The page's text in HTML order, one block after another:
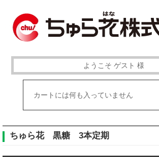
ようこそ ゲスト 様
カートには何も入っていません
ちゅら花 黒糖 3本定期